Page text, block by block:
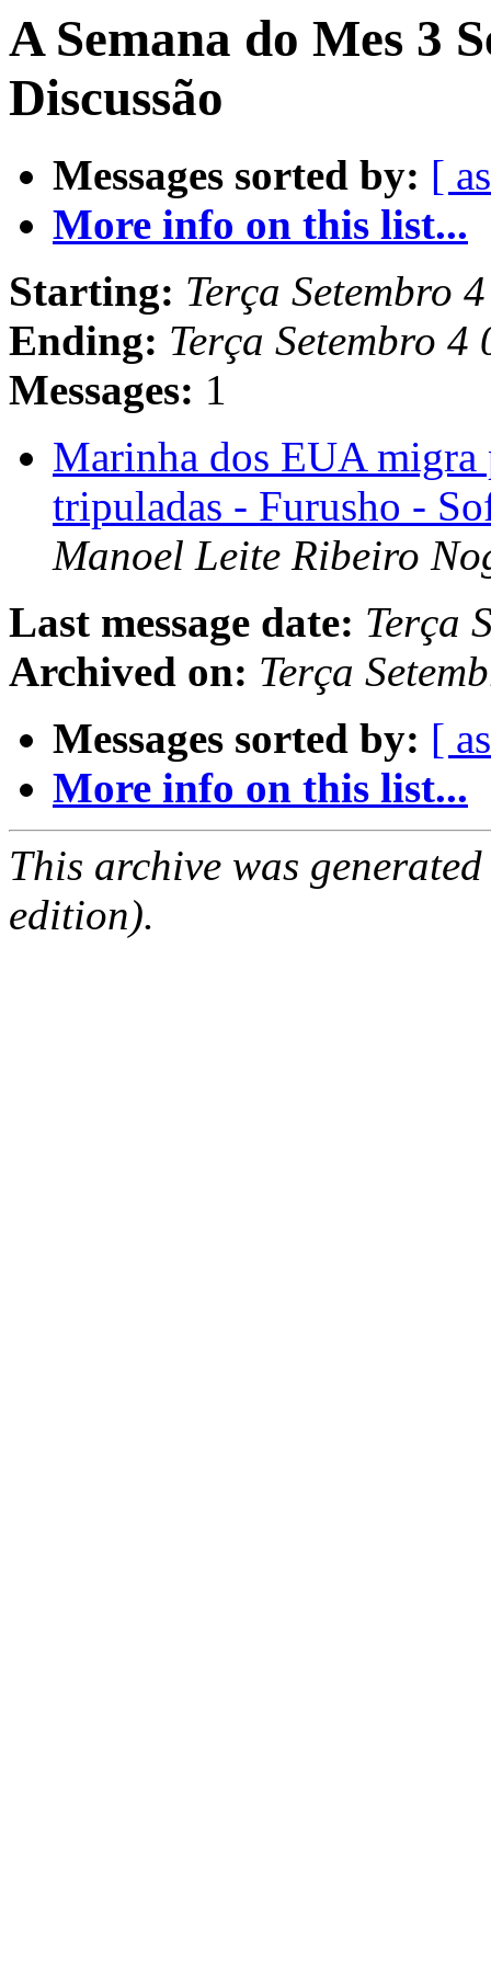
A Semana do Mes 3
Discussão
Messages sorted by: [
More info on this list...
Starting: Terça Setembro
Ending: Terça Setembro
Messages: 1
Marinha dos EUA migra
tripuladas - Furusho -
Manoel Leite Ribeiro
Last message date: Terça
Archived on: Terça
Messages sorted by: [
More info on this list...
This archive was
edition).